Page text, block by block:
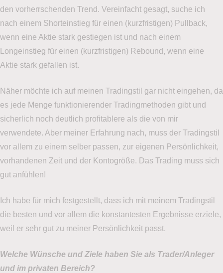
den vorherrschenden Trend. Vereinfacht gesagt, suche ich
nach einem Shorteinstieg für einen (kurzfristigen) Pullback,
wenn eine Aktie stark gestiegen ist und nach einem
Longeinstieg für einen (kurzfristigen) Rebound, wenn eine
Aktie stark gefallen ist.
Näher möchte ich auf meinen Tradingstil gar nicht eingehen, da
es jede Menge funktionierender Tradingmethoden gibt und
sicherlich noch deutlich profitablere als die von mir
verwendete. Aber meiner Erfahrung nach, muss der Tradingstil
vor allem zu einem selber passen, zur eigenen Persönlichkeit,
vorhandenen Zeit und der Kontogröße. Das Trading muss sich
gut anfühlen!
Ich habe für mich festgestellt, dass ich mit meinem Tradingstil
die besten und vor allem die konstantesten Ergebnisse erziele,
weil er sehr gut zu meiner Persönlichkeit passt.
Welche Wünsche und Ziele haben Sie als Trader/Anleger
und im privaten Bereich?